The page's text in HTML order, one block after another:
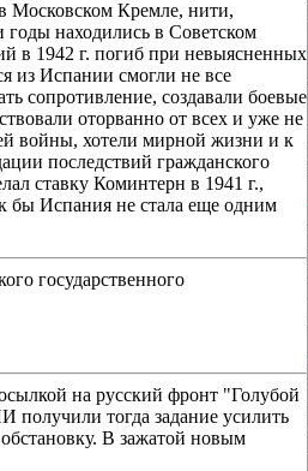
в Московском Кремле, нити,
находились в Советском
1942 г. погиб при невыясненных
из Испании смогли не все
сопротивление, создавали боевые
оторванно от всех и уже не
войны, хотели мирной жизни и к
последствий гражданского
ставку Коминтерн в 1941 г.,
бы Испания не стала еще одним
государственного
на русский фронт "Голубой
тогда задание усилить
В зажатой новым